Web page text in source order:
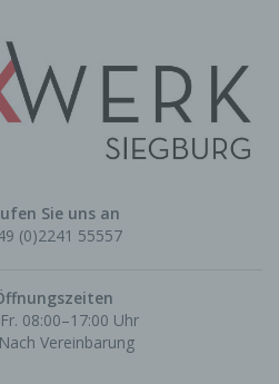
Sie uns an
(0)2241 55557
08:00–17:00 Uhr
Vereinbarung